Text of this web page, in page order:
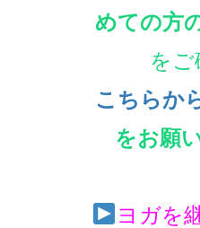
めての方
をご
こち らか
をお願
ヨガを